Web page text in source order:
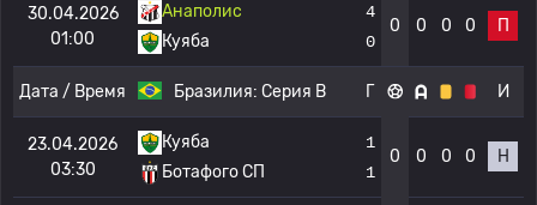
30.04.2026
01:00
Анаполис
Куяба
4
0
0 0 0 0 П
Дата / Время Бразилия: Серия B Г И
23.04.2026
03:30
Куяба
Ботафого СП
1
1
0 0 0 0 Н